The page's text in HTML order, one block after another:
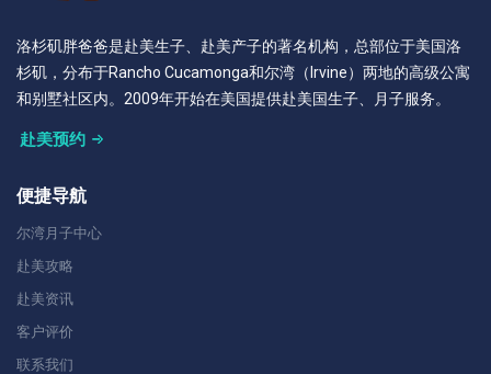
洛杉矶胖爸爸是赴美生子、赴美产子的著名机构，总部位于美国洛
杉矶，分布于Rancho Cucamonga和尔湾（Irvine）两地的高级公寓
和别墅社区内。2009年开始在美国提供赴美国生子、月子服务。
赴美预约
便捷导航
尔湾月子中心
赴美攻略
赴美资讯
客户评价
联系我们